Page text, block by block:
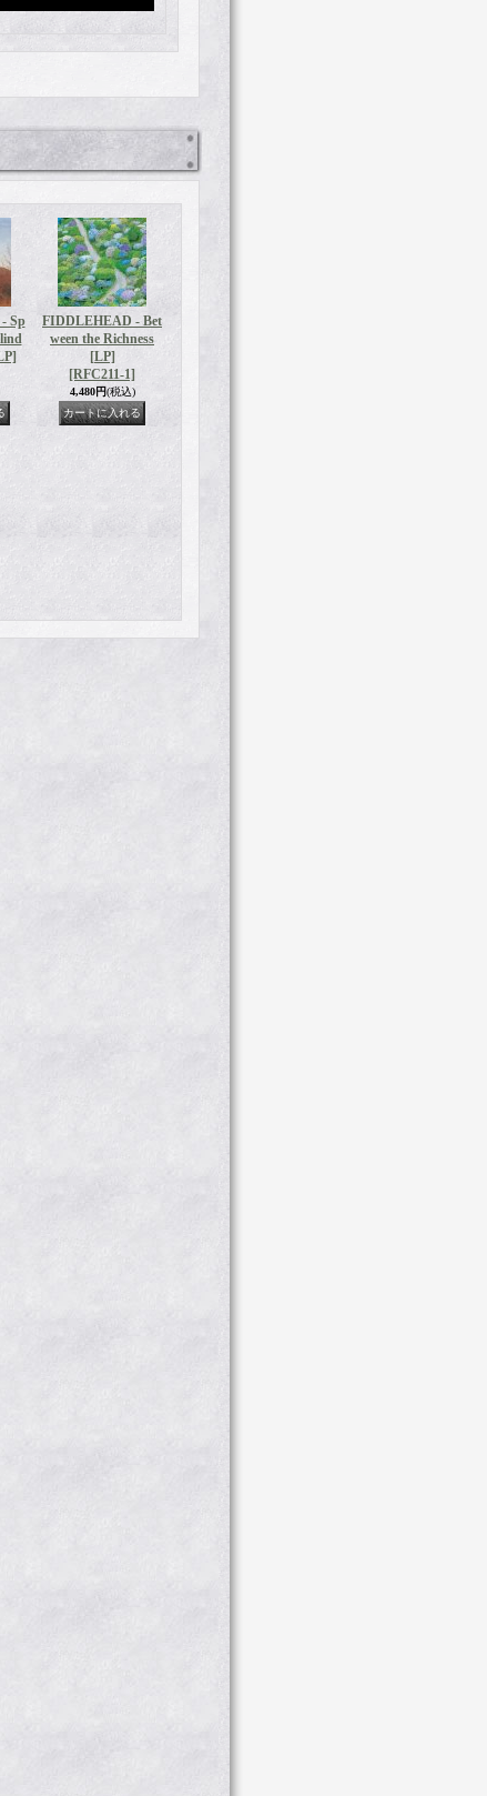
Sp
FIDDLEHEAD - Bet
ween the Richness
[LP]
[RFC211-1]
4,480円(税込)